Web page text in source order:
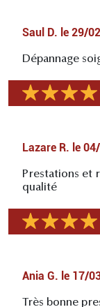
Saul D. le 29/
Dépannage
Lazare R. le
Prestations et
qualité
Ania G. le 17/
Très bonne